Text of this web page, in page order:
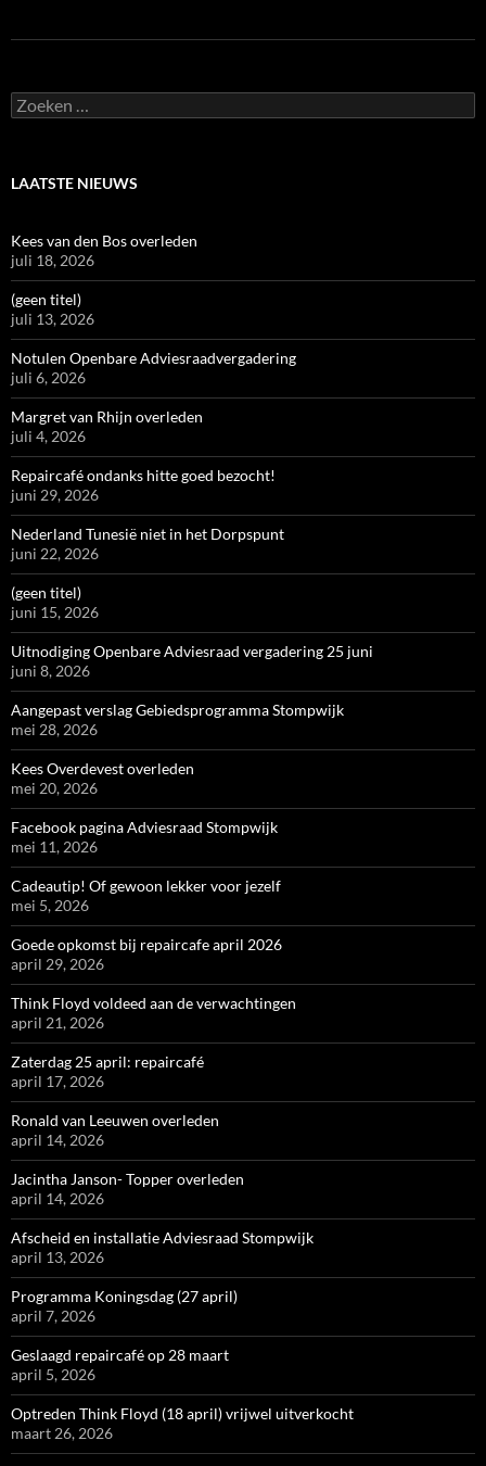
Zoeken
naar:
LAATSTE NIEUWS
Kees van den Bos overleden
juli 18, 2026
(geen titel)
juli 13, 2026
Notulen Openbare Adviesraadvergadering
juli 6, 2026
Margret van Rhijn overleden
juli 4, 2026
Repaircafé ondanks hitte goed bezocht!
juni 29, 2026
Nederland Tunesië niet in het Dorpspunt
juni 22, 2026
(geen titel)
juni 15, 2026
Uitnodiging Openbare Adviesraad vergadering 25 juni
juni 8, 2026
Aangepast verslag Gebiedsprogramma Stompwijk
mei 28, 2026
Kees Overdevest overleden
mei 20, 2026
Facebook pagina Adviesraad Stompwijk
mei 11, 2026
Cadeautip! Of gewoon lekker voor jezelf
mei 5, 2026
Goede opkomst bij repaircafe april 2026
april 29, 2026
Think Floyd voldeed aan de verwachtingen
april 21, 2026
Zaterdag 25 april: repaircafé
april 17, 2026
Ronald van Leeuwen overleden
april 14, 2026
Jacintha Janson- Topper overleden
april 14, 2026
Afscheid en installatie Adviesraad Stompwijk
april 13, 2026
Programma Koningsdag (27 april)
april 7, 2026
Geslaagd repaircafé op 28 maart
april 5, 2026
Optreden Think Floyd (18 april) vrijwel uitverkocht
maart 26, 2026